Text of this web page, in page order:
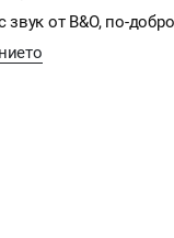
звук от B&O, по-